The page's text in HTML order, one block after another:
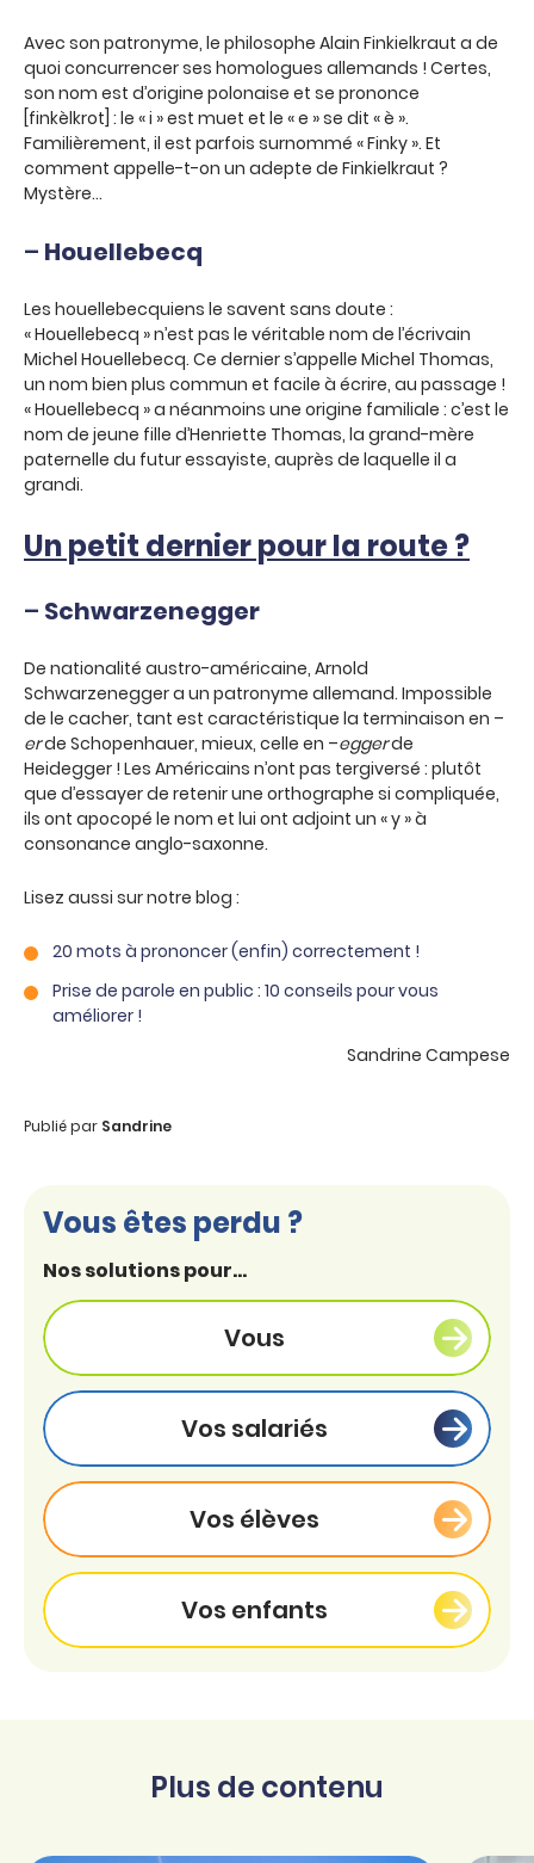
Avec son patronyme, le philosophe Alain Finkielkraut a de
quoi concurrencer ses homologues allemands ! Certes,
son nom est d’origine polonaise et se prononce
[finkèlkrot] : le « i » est muet et le « e » se dit « è ».
Familièrement, il est parfois surnommé « Finky ». Et
comment appelle-t-on un adepte de Finkielkraut ?
Mystère…
– Houellebecq
Les houellebecquiens le savent sans doute :
« Houellebecq » n’est pas le véritable nom de l’écrivain
Michel Houellebecq. Ce dernier s’appelle Michel Thomas,
un nom bien plus commun et facile à écrire, au passage !
« Houellebecq » a néanmoins une origine familiale : c’est le
nom de jeune fille d’Henriette Thomas, la grand-mère
paternelle du futur essayiste, auprès de laquelle il a
grandi.
Un petit dernier pour la route ?
– Schwarzenegger
De nationalité austro-américaine, Arnold
Schwarzenegger a un patronyme allemand. Impossible
de le cacher, tant est caractéristique la terminaison en –
erde Schopenhauer, mieux, celle en –eggerde
Heidegger ! Les Américains n’ont pas tergiversé : plutôt
que d’essayer de retenir une orthographe si compliquée,
ils ont apocopé le nom et lui ont adjoint un « y » à
consonance anglo-saxonne.
Lisez aussi sur notre blog :
20 mots à prononcer (enfin) correctement !
Prise de parole en public : 10 conseils pour vous
améliorer !
Sandrine Campese
Publié par Sandrine
Vous êtes perdu ?
Nos solutions pour...
Vous
Vos salariés
Vos élèves
Vos enfants
Plus de contenu